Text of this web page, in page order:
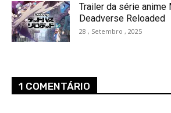
Trailer da série anime
Deadverse Reloaded
28 , Setembro , 2025
1 COMENTÁRIO